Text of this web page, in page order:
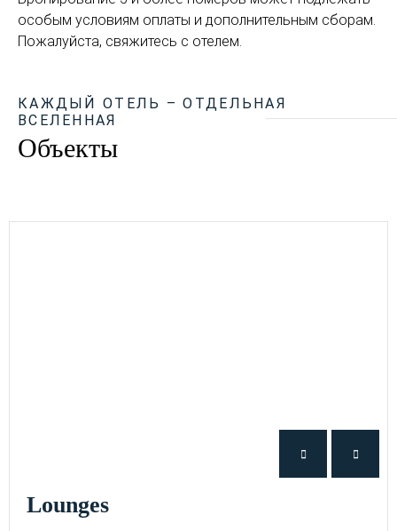
особым условиям оплаты и дополнительным сборам.
Пожалуйста, свяжитесь с отелем.
КАЖДЫЙ ОТЕЛЬ – ОТДЕЛЬНАЯ
ВСЕЛЕННАЯ
Объекты
Lounges